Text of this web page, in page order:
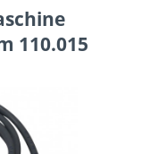
110.015